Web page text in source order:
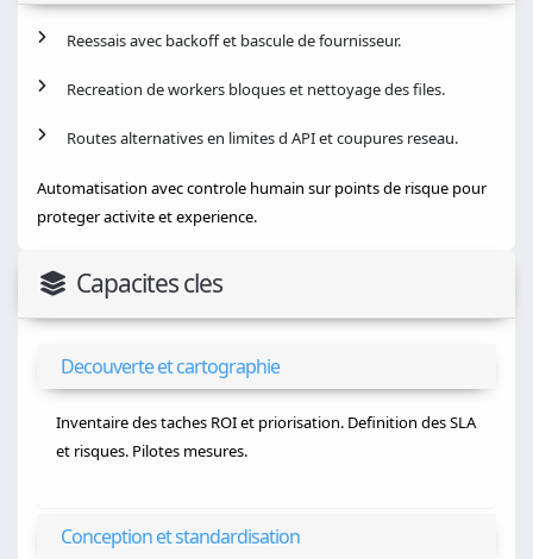
Reessais avec backoff et bascule de fournisseur.
Recreation de workers bloques et nettoyage des files.
Routes alternatives en limites d API et coupures reseau.
Automatisation avec controle humain sur points de risque pour
proteger activite et experience.
Capacites cles
Decouverte et cartographie
Inventaire des taches ROI et priorisation. Definition des SLA
et risques. Pilotes mesures.
Conception et standardisation